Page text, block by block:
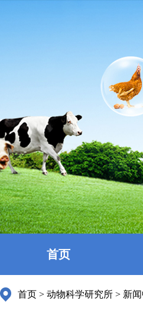
首页
首页 > 动物科学研究所 > 新